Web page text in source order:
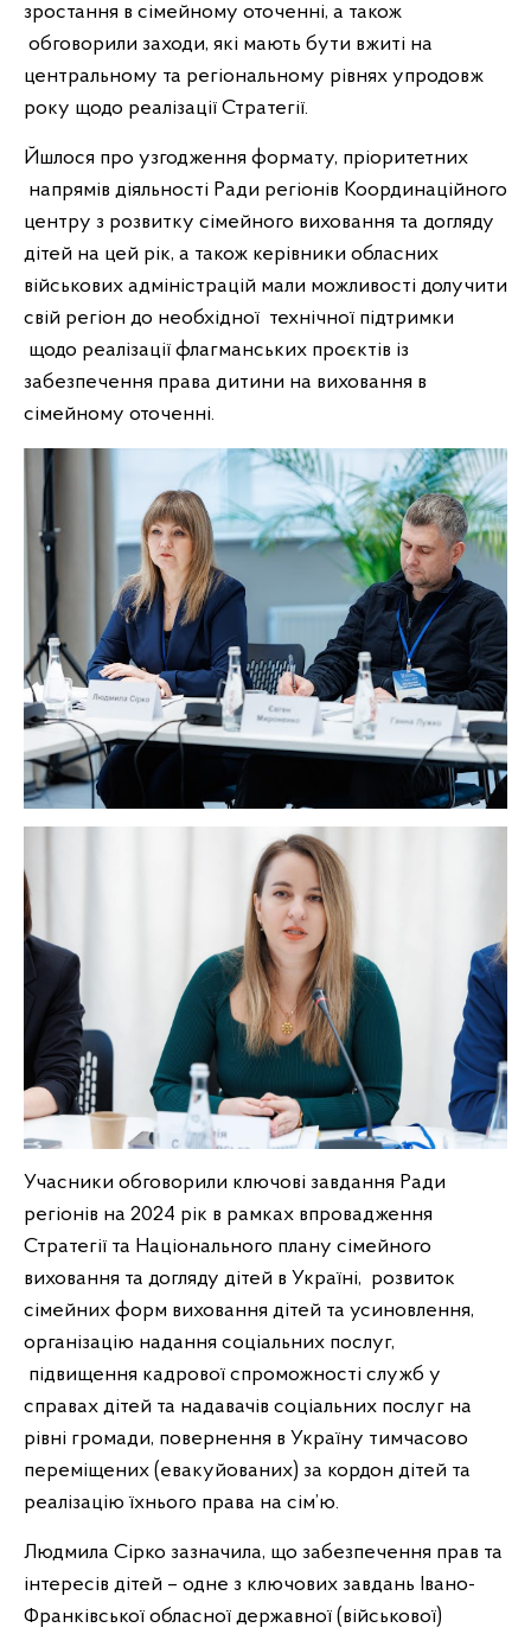
зростання в сімейному оточенні, а також
обговорили заходи, які мають бути вжиті на
центральному та регіональному рівнях упродовж
року щодо реалізації Стратегії.
Йшлося про узгодження формату, пріоритетних
напрямів діяльності Ради регіонів Координаційного
центру з розвитку сімейного виховання та догляду
дітей на цей рік, а також керівники обласних
військових адміністрацій мали можливості долучити
свій регіон до необхідної технічної підтримки
щодо реалізації флагманських проєктів із
забезпечення права дитини на виховання в
сімейному оточенні.
Учасники обговорили ключові завдання Ради
регіонів на 2024 рік в рамках впровадження
Стратегії та Національного плану сімейного
виховання та догляду дітей в Україні, розвиток
сімейних форм виховання дітей та усиновлення,
організацію надання соціальних послуг,
підвищення кадрової спроможності служб у
справах дітей та надавачів соціальних послуг на
рівні громади, повернення в Україну тимчасово
переміщених (евакуйованих) за кордон дітей та
реалізацію їхнього права на сім’ю.
Людмила Сірко зазначила, що забезпечення прав та
інтересів дітей – одне з ключових завдань Івано-
Франківської обласної державної (військової)